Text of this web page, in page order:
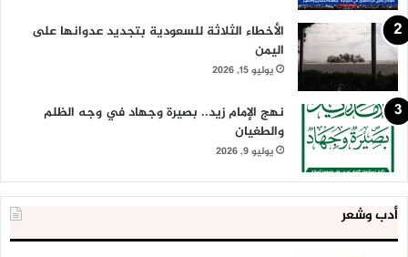
الأخطاء الثلاثة للسعودية بتجديد عدوانها على
اليمن
يوليو 15, 2026
نهج الإمام زيد.. بصيرة وجهاد في وجه الظلم
والطغيان
يوليو 9, 2026
أدب وشعر